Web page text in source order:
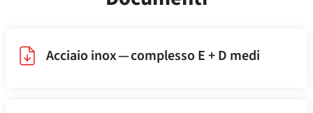
Acciaio inox — complesso E + D medi